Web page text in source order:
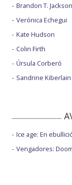
Brandon T. Jackson
Verónica Echegui
Kate Hudson
Colin Firth
Úrsula Corberó
Sandrine Kiberlain
Ice age: En
Vengadores: